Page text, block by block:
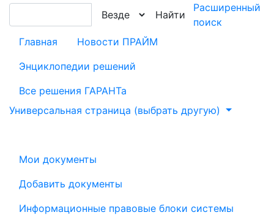
Найти
Расширенный
поиск
Главная
Новости ПРАЙМ
Энциклопедии решений
Все решения ГАРАНТа
Универсальная страница (выбрать другую)
Мои документы
Добавить документы
Информационные правовые блоки системы